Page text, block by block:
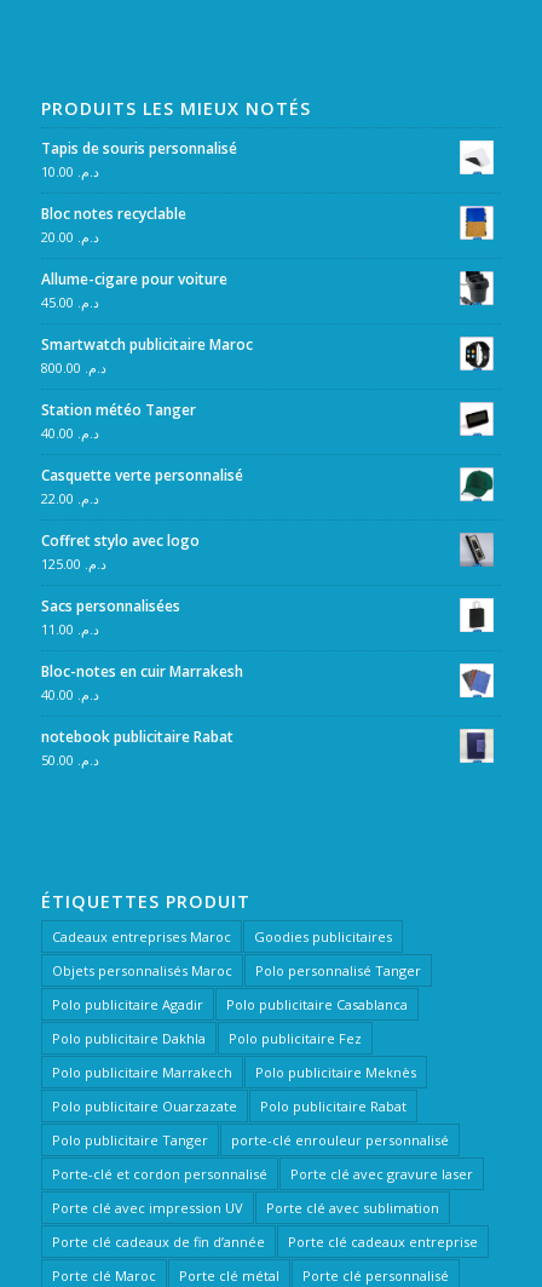
PRODUITS LES MIEUX NOTÉS
Tapis de souris personnalisé
د.م.
Bloc notes recyclable
د.م.
Allume-cigare pour voiture
د.م.
Smartwatch publicitaire Maroc
د.م.
Station météo Tanger
د.م.
Casquette verte personnalisé
د.م.
Coffret stylo avec logo
د.م.
Sacs personnalisées
د.م.
Bloc-notes en cuir Marrakesh
د.م.
notebook publicitaire Rabat
د.م.
ÉTIQUETTES PRODUIT
Cadeaux entreprises Maroc
Goodies publicitaires
Objets personnalisés Maroc
Polo personnalisé Tanger
Polo publicitaire Agadir
Polo publicitaire Casablanca
Polo publicitaire Dakhla
Polo publicitaire Fez
Polo publicitaire Marrakech
Polo publicitaire Meknès
Polo publicitaire Ouarzazate
Polo publicitaire Rabat
Polo publicitaire Tanger
porte-clé enrouleur personnalisé
Porte-clé et cordon personnalisé
Porte clé avec gravure laser
Porte clé avec impression UV
Porte clé avec sublimation
Porte clé cadeaux de fin d’année
Porte clé cadeaux entreprise
Porte clé Maroc
Porte clé métal
Porte clé personnalisé